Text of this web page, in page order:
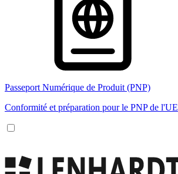
Passeport Numérique de Produit (PNP)
Conformité et préparation pour le PNP de l'UE